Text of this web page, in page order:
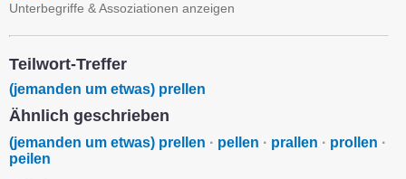
Unterbegriffe & Assoziationen anzeigen
Teilwort-Treffer
(jemanden um etwas) prellen
Ähnlich geschrieben
(jemanden um etwas) prellen · pellen · prallen · prollen ·
peilen